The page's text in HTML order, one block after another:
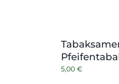
5,00 €